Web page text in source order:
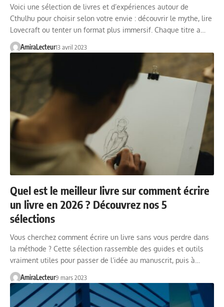
Voici une sélection de livres et d’expériences autour de
Cthulhu pour choisir selon votre envie : découvrir le mythe, lire
Lovecraft ou tenter un format plus immersif. Chaque titre a…
AmiraLecteur13 avril 2023
Quel est le meilleur livre sur comment écrire
un livre en 2026 ? Découvrez nos 5
sélections
Vous cherchez comment écrire un livre sans vous perdre dans
la méthode ? Cette sélection rassemble des guides et outils
vraiment utiles pour passer de l’idée au manuscrit, puis à…
AmiraLecteur9 mars 2023